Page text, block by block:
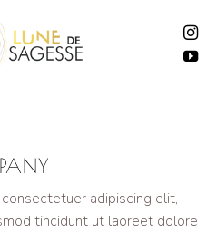
adipiscing elit,
tincidunt ut laoreet dolore